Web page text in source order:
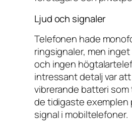
Ljud och signaler
Telefonen hade
ringsignaler, men
och ingen
intressant detalj var
vibrerande batteri som
de tidigaste exemplen
signal i mobiltelefoner.